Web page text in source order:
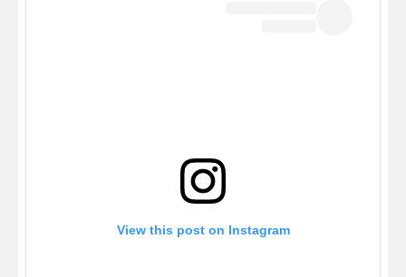
View this post on Instagram